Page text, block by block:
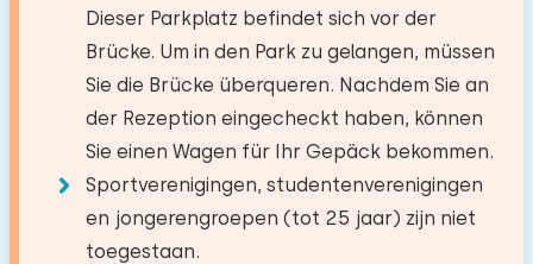
mitbringen (2).
Anzahl der Erwachsene − +
Anzahl der Kinder − +
Anzahl der Babys
Dieser Parkplatz befindet sich vor der
Brücke. Um in den Park zu gelangen, müssen
Sie die Brücke überqueren. Nachdem Sie an
der Rezeption eingecheckt haben, können
Sie einen Wagen für Ihr Gepäck bekommen.
Sportverenigingen, studentenverenigingen
en jongerengroepen (tot 25 jaar) zijn niet
toegestaan.
Küche
Backofen
Kombi Backofen/Mikrowelle
Mikrowelle
Geschirrspüler
Kühlschrank mit Gefrierfach
Filter Kaffeemaschine
Restaurant
0,4 km
Dorf/Stadtzentrum
0,9 km
Wald
16,5 km
Freizeitsee
6,1 km
Angelgewässer
8,2 km
Golfplatz
19,2 km
Nationalpark
9,8 km
Zugbahnhof